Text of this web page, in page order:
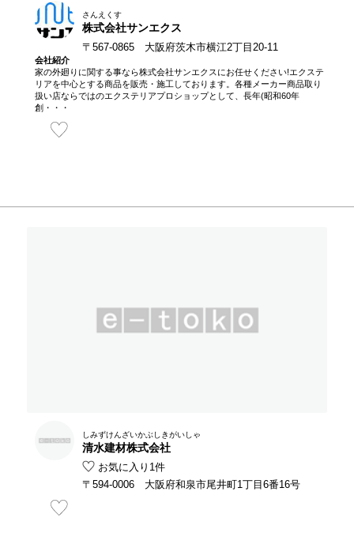
さんえくす
株式会社サンエクス
〒567-0865 大阪府茨木市横江2丁目20-11
会社紹介
家の外廻りに関する事なら株式会社サンエクスにお任せください!エクステ
リアを中心とする商品を販売・施工しております。各種メーカー商品取り
扱い店ならではのエクステリアプロショップとして、長年(昭和60年
創・・・
しみずけんざいかぶしきがいしゃ
清水建材株式会社
お気に入り1件
〒594-0006 大阪府和泉市尾井町1丁目6番16号